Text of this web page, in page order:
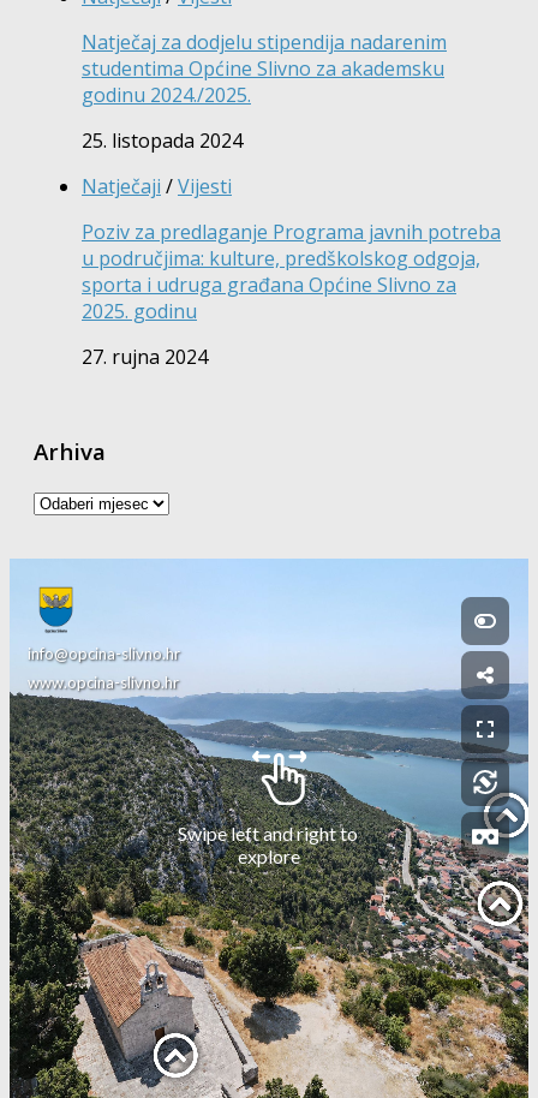
Natječaj za dodjelu stipendija nadarenim
studentima Općine Slivno za akademsku
godinu 2024./2025.
25. listopada 2024
Natječaji /Vijesti
Poziv za predlaganje Programa javnih potreba
u područjima: kulture, predškolskog odgoja,
sporta i udruga građana Općine Slivno za
2025. godinu
27. rujna 2024
Arhiva
Arhiva